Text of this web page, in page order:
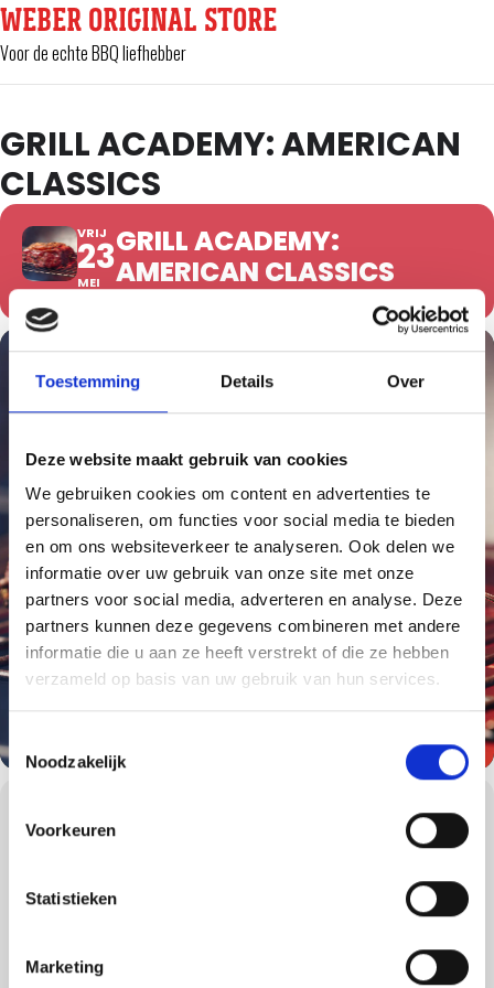
Toestemming Details Over
Deze website maakt gebruik van cookies
We gebruiken cookies om content en advertenties te
personaliseren, om functies voor social media te bieden
en om ons websiteverkeer te analyseren. Ook delen we
informatie over uw gebruik van onze site met onze
partners voor social media, adverteren en analyse. Deze
partners kunnen deze gegevens combineren met andere
informatie die u aan ze heeft verstrekt of die ze hebben
verzameld op basis van uw gebruik van hun services.
Noodzakelijk
Voorkeuren
Statistieken
Marketing
WEBER ORIGINAL STORE
Voor de echte BBQ liefhebber
GRILL ACADEMY: AMERICAN
CLASSICS
VRIJ
23
MEI
GRILL ACADEMY:
AMERICAN CLASSICS
Ontdek de kunst van de klassieke Amerikaanse barbecue met
ervaring is ontworpen voor diegenen die de Weber Way onder de
knie willen krijgen tijdens het grillen van iconische Amerikaanse
Onder deskundige begeleiding leren deelnemers essentiële
technieken, van het perfectioneren van hamburgers en vleugels